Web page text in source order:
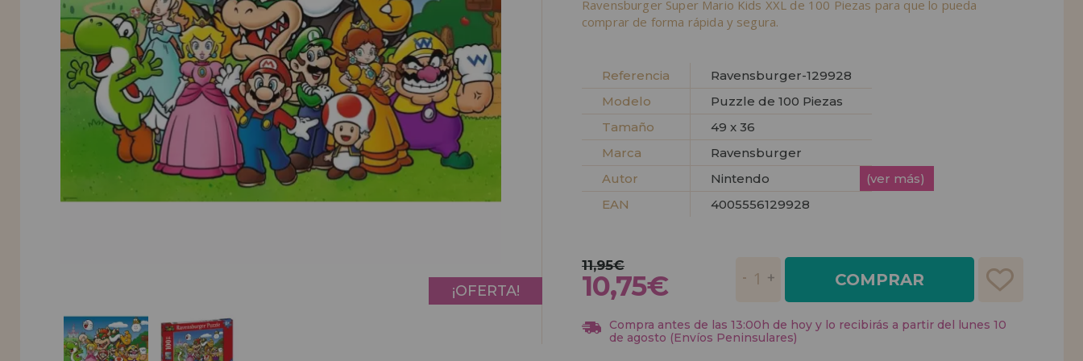
INFORMACIÓN
955 333 133
info@casadelpuzzle.com
Ravensburger Super Mario Kids XXL de 100 Piezas para que lo pueda
comprar de forma rápida y segura.
Referencia
Ravensburger-129928
Modelo
Puzzle de 100 Piezas
Tamaño
49 x 36
Marca
Ravensburger
Autor
Nintendo
(ver más)
EAN
4005556129928
¡OFERTA!
11,95€
10,75€ COMPRAR
Compra antes de las 13:00h de hoy y lo recibirás a partir del lunes 10
de agosto (Envíos Peninsulares)